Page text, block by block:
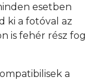
esetben
ki a fotóval az
is fehér rész fog
a